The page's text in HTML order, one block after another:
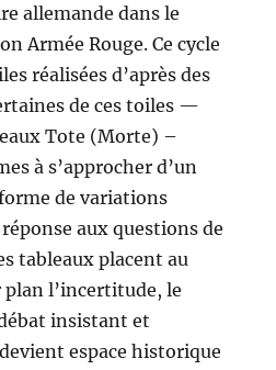
allemande dans le
Armée Rouge. Ce cycle
réalisées d’après des
de ces toiles —
Tote (Morte) –
à s’approcher d’un
de variations
aux questions de
tableaux placent au
l’incertitude, le
insistant et
espace historique